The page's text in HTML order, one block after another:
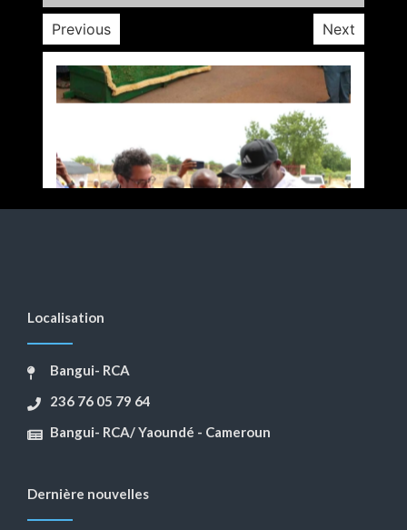
Previous Next
Localisation
Bangui- RCA
236 76 05 79 64
Bangui- RCA/ Yaoundé - Cameroun
Dernière nouvelles